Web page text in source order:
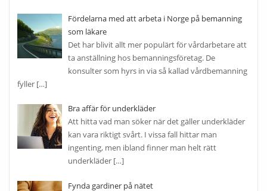
Fördelarna med att arbeta i Norge på bemanning
som läkare
Det har blivit allt mer populärt för vårdarbetare att
ta anställning hos bemanningsföretag. De
konsulter som hyrs in via så kallad vårdbemanning
fyller […]
Bra affär för underkläder
Att hitta vad man söker när det gäller underkläder
kan vara riktigt svårt. I vissa fall hittar man
ingenting, men ibland finner man helt rätt
underkläder […]
Fynda gardiner på nätet